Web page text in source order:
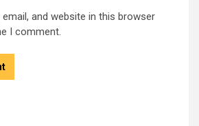
email, and website in this browser
I comment.